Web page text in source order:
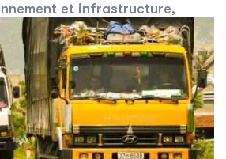
et infrastructure,